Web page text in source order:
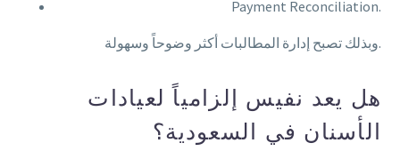
Payment Reconciliation.
وبذلك تصبح إدارة المطالبات أكثر وضوحاً وسهولة.
هل يعد نفيس إلزامياً لعيادات
الأسنان في السعودية؟